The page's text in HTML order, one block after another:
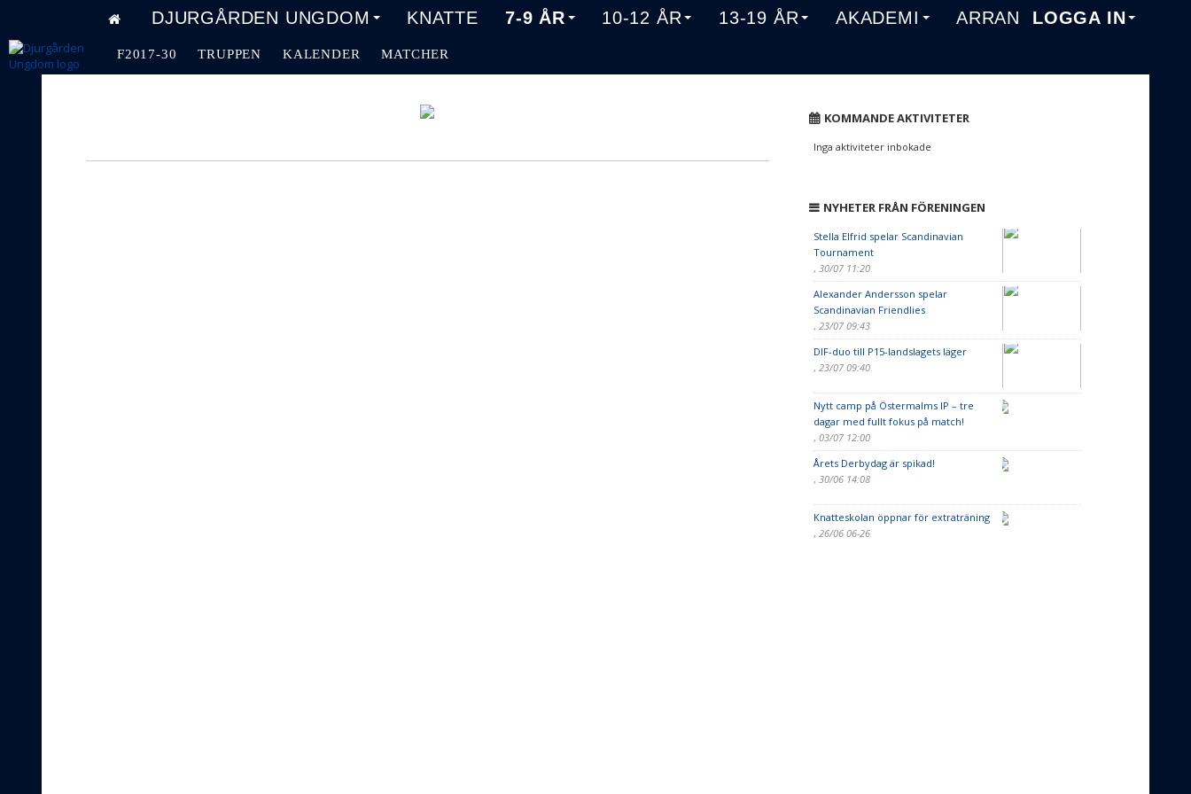
DJURGÅRDEN UNGDOM KNATTE 7-9 ÅR 10-12 ÅR 13-19 ÅR AKADEMI ARRANGEMANG
LOGGA IN
F2017-30 TRUPPEN KALENDER MATCHER
KOMMANDE AKTIVITETER
Inga aktiviteter inbokade
NYHETER FRÅN FÖRENINGEN
Stella Elfrid spelar Scandinavian
Tournament
, 30/07 11:20
Alexander Andersson spelar
Scandinavian Friendlies
, 23/07 09:43
DIF-duo till P15-landslagets läger
, 23/07 09:40
Nytt camp på Östermalms IP – tre
dagar med fullt fokus på match!
, 03/07 12:00
Årets Derbydag är spikad!
, 30/06 14:08
Knatteskolan öppnar för extraträning
, 26/06 06-26